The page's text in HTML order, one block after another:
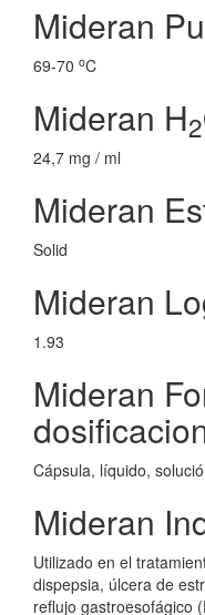
Mideran
69-70 oC
Mideran H2
24,7 mg / ml
Mideran
Solid
Mideran
1.93
Mideran
Cápsula, líquido,
Mideran
Utilizado en el
dispepsia, úlcera de
reflujo gastroesofágico